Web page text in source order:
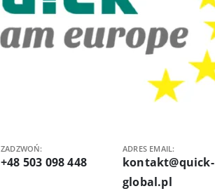
ZADZWOŃ:
+48 503 098 448
ADRES EMAIL:
kontakt@quick-
global.pl